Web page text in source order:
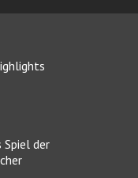
Spiel der